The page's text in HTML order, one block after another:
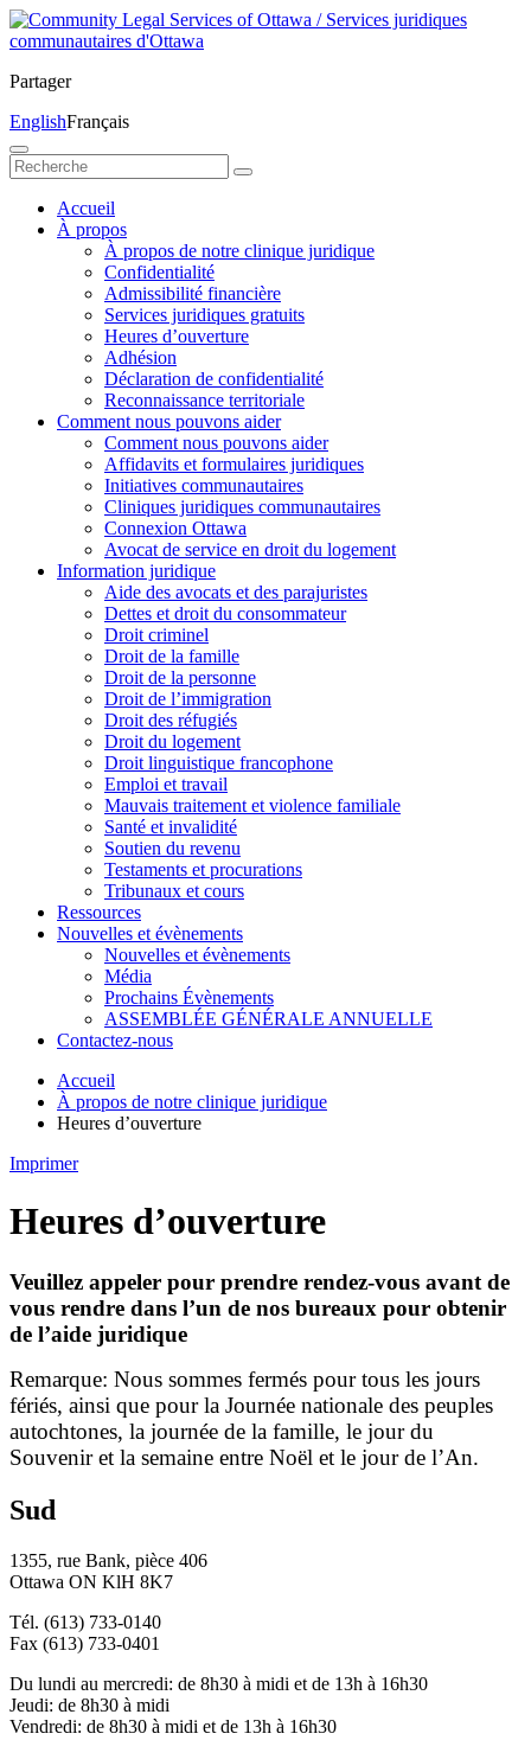
Partager
EnglishFrançais
Accueil
À propos
À propos de notre clinique juridique
Confidentialité
Admissibilité financière
Services juridiques gratuits
Heures d’ouverture
Adhésion
Déclaration de confidentialité
Reconnaissance territoriale
Comment nous pouvons aider
Comment nous pouvons aider
Affidavits et formulaires juridiques
Initiatives communautaires
Cliniques juridiques communautaires
Connexion Ottawa
Avocat de service en droit du logement
Information juridique
Aide des avocats et des parajuristes
Dettes et droit du consommateur
Droit criminel
Droit de la famille
Droit de la personne
Droit de l’immigration
Droit des réfugiés
Droit du logement
Droit linguistique francophone
Emploi et travail
Mauvais traitement et violence familiale
Santé et invalidité
Soutien du revenu
Testaments et procurations
Tribunaux et cours
Ressources
Nouvelles et évènements
Nouvelles et évènements
Média
Prochains Évènements
ASSEMBLÉE GÉNÉRALE ANNUELLE
Contactez-nous
Accueil
À propos de notre clinique juridique
Heures d’ouverture
Imprimer
Heures d’ouverture
Veuillez appeler pour prendre rendez-vous avant de
vous rendre dans l’un de nos bureaux pour obtenir
de l’aide juridique
Remarque: Nous sommes fermés pour tous les jours
fériés, ainsi que pour la Journée nationale des peuples
autochtones, la journée de la famille, le jour du
Souvenir et la semaine entre Noël et le jour de l’An.
Sud
1355, rue Bank, pièce 406
Ottawa ON KlH 8K7
Tél. (613) 733-0140
Fax (613) 733-0401
Du lundi au mercredi: de 8h30 à midi et de 13h à 16h30
Jeudi: de 8h30 à midi
Vendredi: de 8h30 à midi et de 13h à 16h30